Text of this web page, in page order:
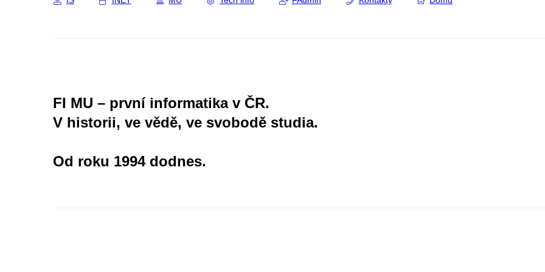
FI MU – první informatika v ČR.
V historii, ve vědě, ve svobodě studia.
Od roku 1994 dodnes.